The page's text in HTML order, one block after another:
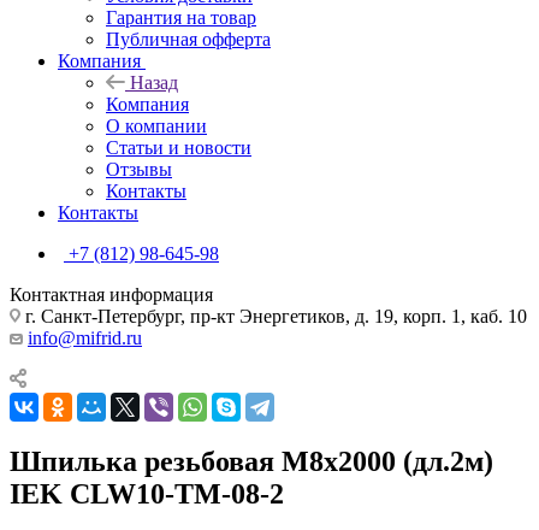
Гарантия на товар
Публичная офферта
Компания
Назад
Компания
О компании
Статьи и новости
Отзывы
Контакты
Контакты
+7 (812) 98-645-98
Контактная информация
г. Санкт-Петербург, пр-кт Энергетиков, д. 19, корп. 1, каб. 10
info@mifrid.ru
Шпилька резьбовая М8х2000 (дл.2м)
IEK CLW10-TM-08-2